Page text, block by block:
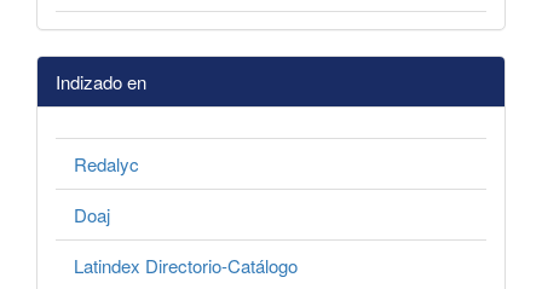
Indizado en
Redalyc
Doaj
Latindex Directorio-Catálogo